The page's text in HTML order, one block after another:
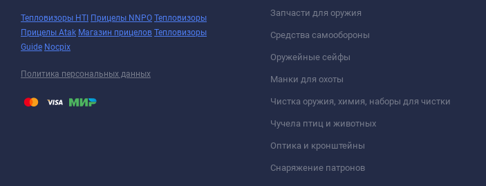
Тепловизоры HTI Прицелы NNPO Тепловизоры
Прицелы Atak Магазин прицелов Тепловизоры
Guide Nocpix
Политика персональных данных
Запчасти для оружия
Средства самообороны
Оружейные сейфы
Манки для охоты
Чистка оружия, химия, наборы для чистки
Чучела птиц и животных
Оптика и кронштейны
Снаряжение патронов